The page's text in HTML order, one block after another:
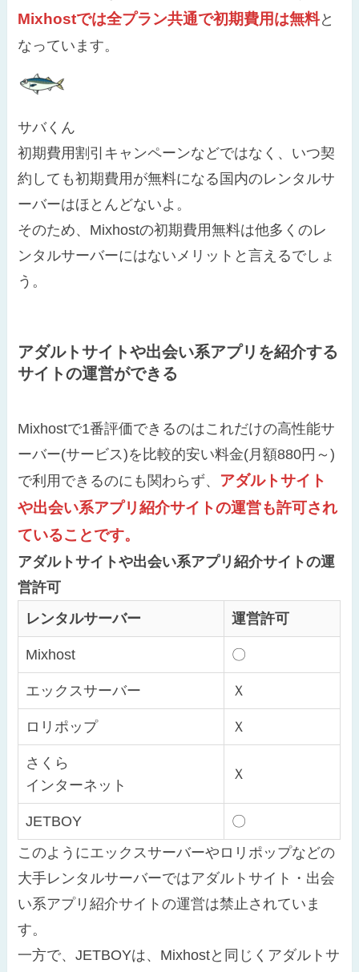
Mixhostでは全プラン共通で初期費用は無料と
なっています。
サバくん
初期費用割引キャンペーンなどではなく、いつ契
約しても初期費用が無料になる国内のレンタルサ
ーバーはほとんどないよ。
そのため、Mixhostの初期費用無料は他多くのレ
ンタルサーバーにはないメリットと言えるでしょ
う。
アダルトサイトや出会い系アプリを紹介する
サイトの運営ができる
Mixhostで1番評価できるのはこれだけの高性能サ
ーバー(サービス)を比較的安い料金(月額880円～)
で利用できるのにも関わらず、 アダルトサイト
や出会い系アプリ紹介サイトの運営も許可され
ていることです。
アダルトサイトや出会い系アプリ紹介サイトの運
営許可
レンタルサーバー
運営許可
Mixhost 〇
エックスサーバー Ｘ
ロリポップ Ｘ
さくら
インターネット
Ｘ
JETBOY
〇
このようにエックスサーバーやロリポップなどの
大手レンタルサーバーではアダルトサイト・出会
い系アプリ紹介サイトの運営は禁止されていま
す。
一方で、JETBOYは、Mixhostと同じくアダルトサ